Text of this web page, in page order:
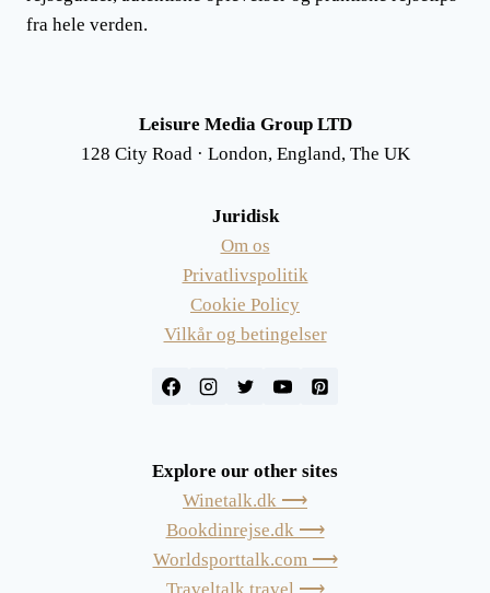
fra hele verden.
Leisure Media Group LTD
128 City Road · London, England, The UK
Juridisk
Om os
Privatlivspolitik
Cookie Policy
Vilkår og betingelser
Explore our other sites
Winetalk.dk ⟶
Bookdinrejse.dk ⟶
Worldsporttalk.com ⟶